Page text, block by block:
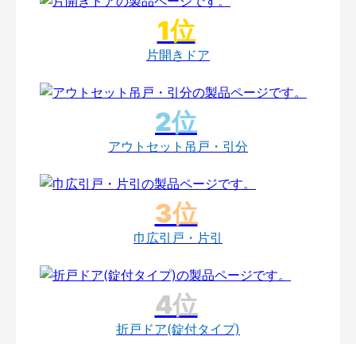
片開きドア
アウトセット吊戸・引分
巾広引戸・片引
折戸ドア(錠付タイプ)